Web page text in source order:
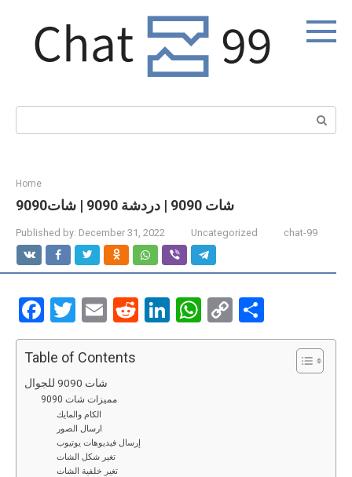
content
Search:
Home
شات 9090 | دردشة 9090 | شات9090
Published by: December 31, 2022 Uncategorized chat-99
F
a
ce
b
o
o
T
wi
tt
er
E
m
ail
R
e
Li
n
W
h
C
o
h
Table of Contents
شات 9090 للجوال
مميزات شات 9090
الكام والمايك
ارسال الصور
إرسال فيديوهات يوتيوب
تغير شكل الشات
تغير خلفية الشات